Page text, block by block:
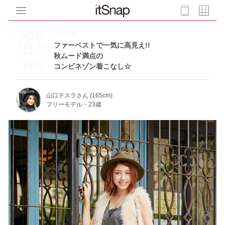
2016
10.19
Wed
ファーベストで一気に高見え!!
秋ムード満点の
コンビネゾン着こなし☆
Theme
山口テスラさん (165cm)
フリーモデル・23歳